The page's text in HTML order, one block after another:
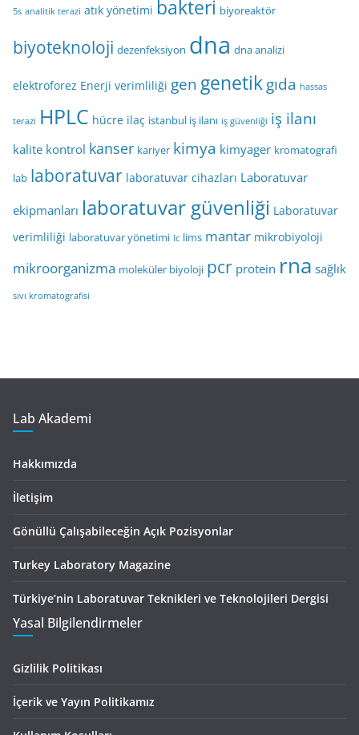
5s analitik terazi atık yönetimi bakteri biyoreaktör
biyoteknoloji dezenfeksiyon dna dna analizi
elektroforez Enerji verimliliği gen genetikgıda hassas
terazi HPLC hücre ilaç istanbul iş ilanı iş güvenliği iş ilanı
kalite kontrol kanser kariyer kimya kimyager kromatografi
lab laboratuvar laboratuvar cihazları Laboratuvar
ekipmanları laboratuvar güvenliği Laboratuvar
verimliliği laboratuvar yönetimi lc lims mantar mikrobiyoloji
mikroorganizma moleküler biyoloji pcr protein rna sağlık
sıvı kromatografisi
Lab Akademi
Hakkımızda
İletişim
Gönüllü Çalışabileceğin Açık Pozisyonlar
Turkey Laboratory Magazine
Türkiye’nin Laboratuvar Teknikleri ve Teknolojileri Dergisi
Yasal Bilgilendirmeler
Gizlilik Politikası
İçerik ve Yayın Politikamız